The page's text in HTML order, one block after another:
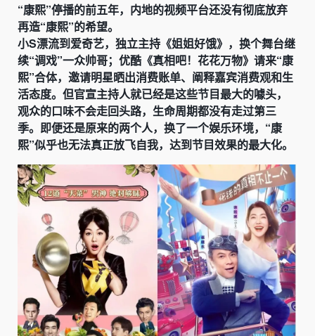
“康熙”停播的前五年，内地的视频平台还没有彻底放弃
再造“康熙”的希望。
小S漂流到爱奇艺，独立主持《姐姐好饿》，换个舞台继
续“调戏”一众帅哥；优酷《真相吧！花花万物》请来“康
熙”合体，邀请明星晒出消费账单、阐释嘉宾消费观和生
活态度。但官宣主持人就已经是这些节目最大的噱头，
观众的口味不会走回头路，生命周期都没有走过第三
季。即便还是原来的两个人，换了一个娱乐环境，“康
熙”似乎也无法真正放飞自我，达到节目效果的最大化。